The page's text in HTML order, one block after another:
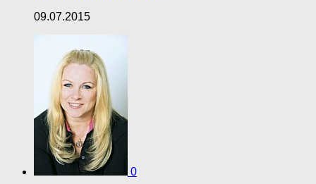
09.07.2015
0